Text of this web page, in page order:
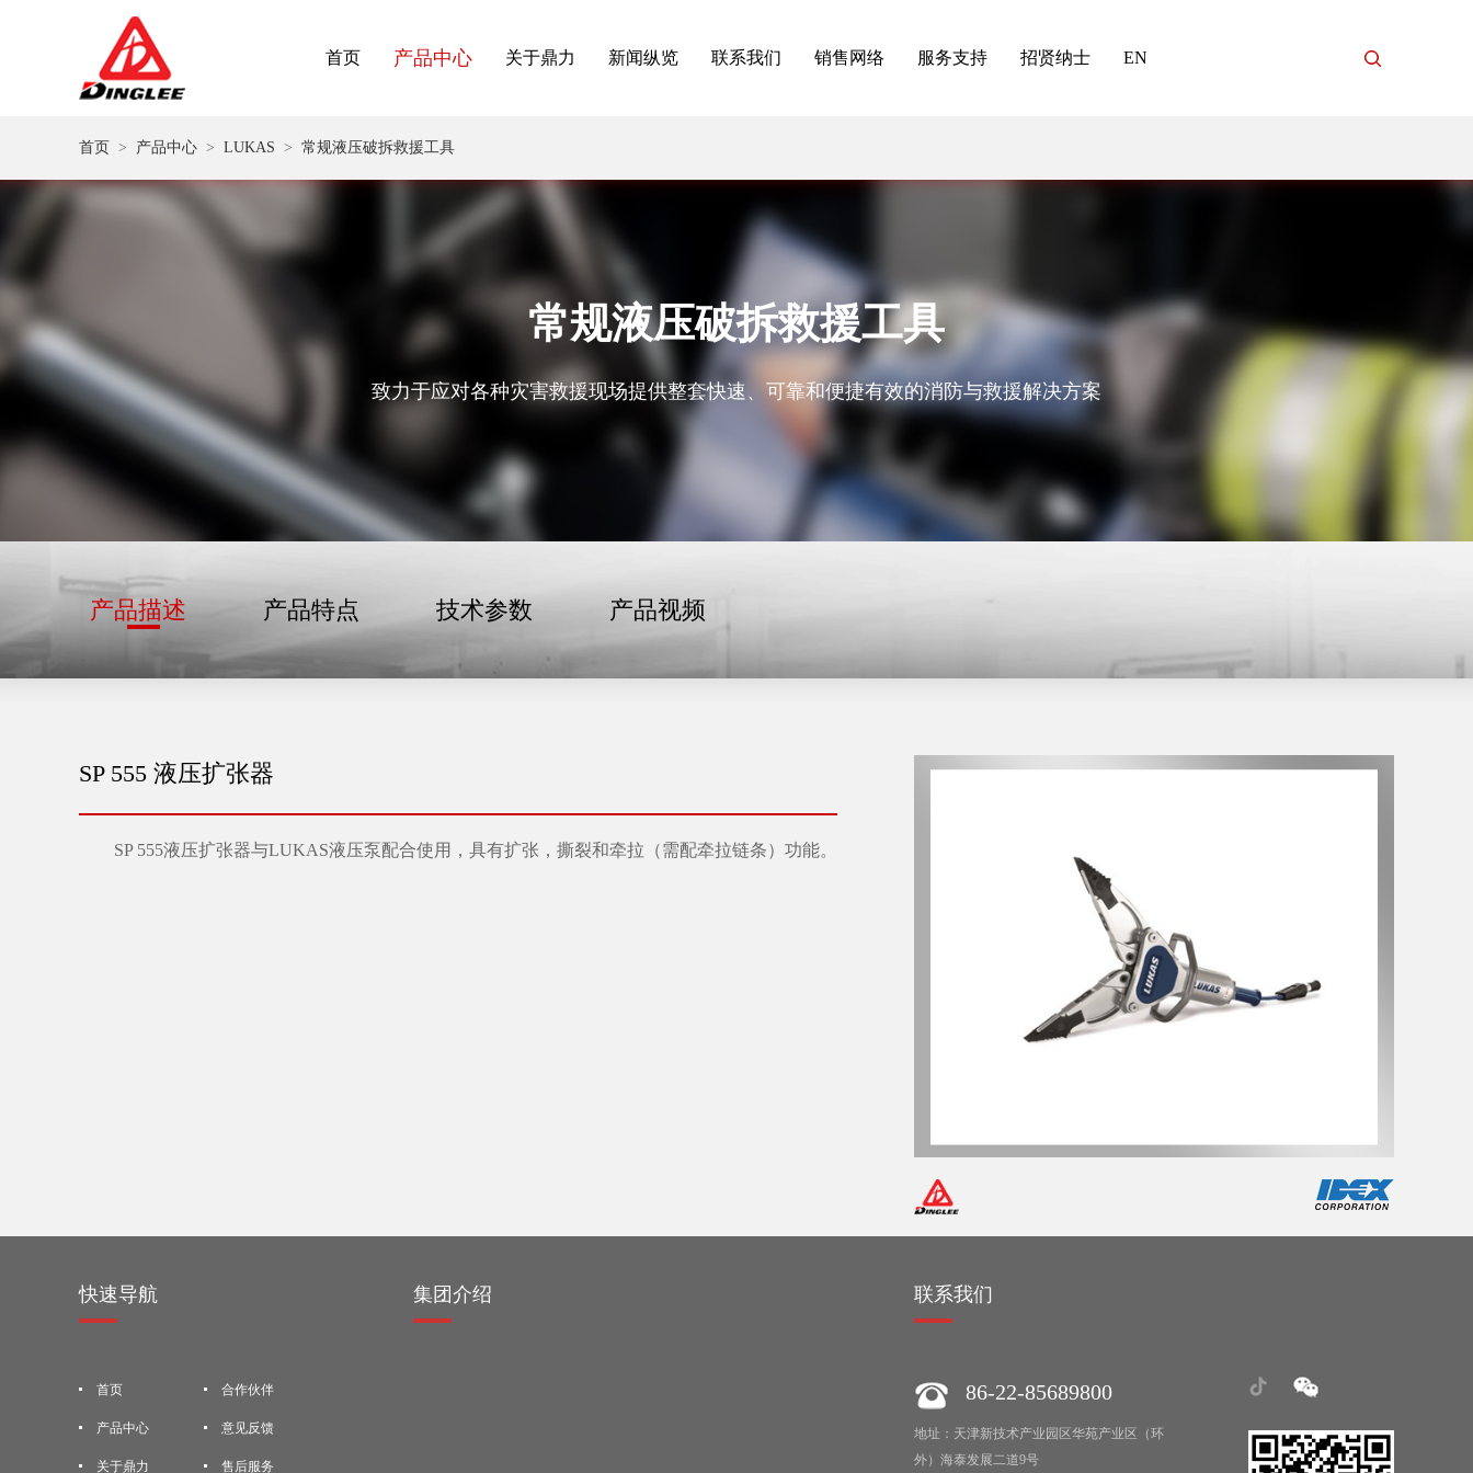
首页 产品中心 关于鼎力 新闻纵览 联系我们 销售网络 服务支持 招贤纳士 EN
首页 > 产品中心 > LUKAS > 常规液压破拆救援工具
常规液压破拆救援工具
致力于应对各种灾害救援现场提供整套快速、可靠和便捷有效的消防与救援解决方案
产品描述 产品特点 技术参数 产品视频
SP 555 液压扩张器
SP 555液压扩张器与LUKAS液压泵配合使用， 具有扩张，撕裂和牵拉（需配牵拉链条）功能。
快速导航
首页
产品中心
关于鼎力
合作伙伴
意见反馈
售后服务
集团介绍 联系我们
86-22-85689800
地址：天津新技术产业园区华苑产业区（环
外）海泰发展二道9号